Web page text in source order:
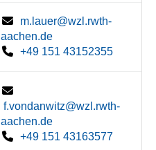
m.lauer@wzl.rwth-
aachen.de
+49 151 43152355
f.vondanwitz@wzl.rwth-
aachen.de
+49 151 43163577